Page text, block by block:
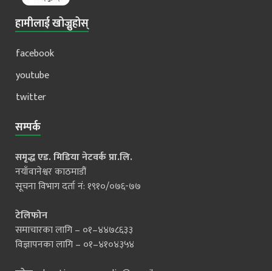
हामीलाई खोज्नुहोस्
facebook
youtube
twitter
सम्पर्क
समृद्ध एड. मिडिया नेटवर्क प्रा.लि.
नयाँवानेश्वर काठमाडौं
सूचना विभाग दर्ता नं: १९१०/०७६-७७
टेलिफोन
समाचारका लागि – ०१–४४७८६३३
विज्ञापनका लागि – ०१–४१०४३५४